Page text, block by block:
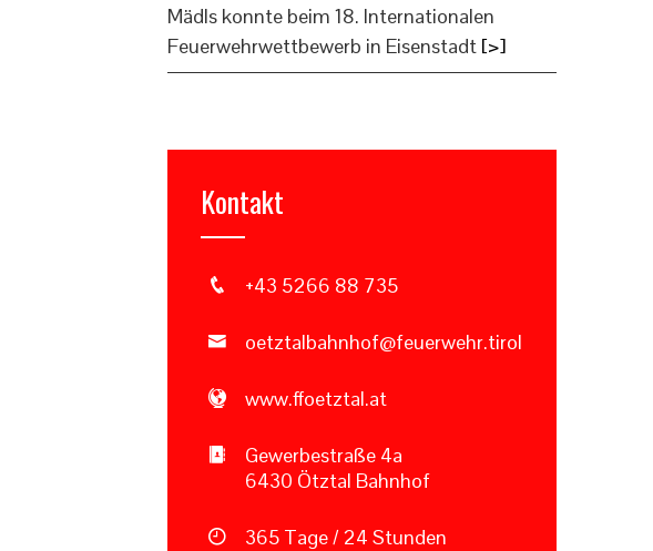
Mädls konnte beim 18. Internationalen
Feuerwehrwettbewerb in Eisenstadt [>]
Kontakt
+43 5266 88 735
oetztalbahnhof@feuerwehr.tirol
www.ffoetztal.at
Gewerbestraße 4a
6430 Ötztal Bahnhof
365 Tage / 24 Stunden